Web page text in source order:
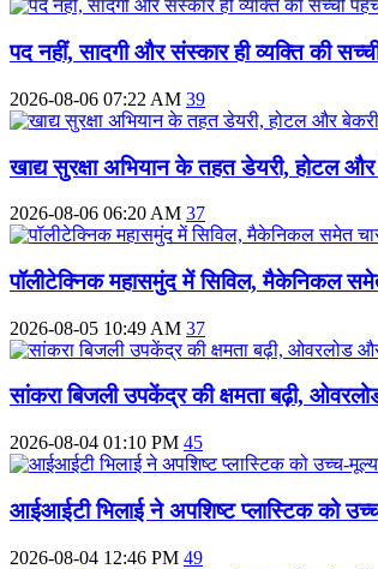
पद नहीं, सादगी और संस्कार ही व्यक्ति की
2026-08-06 07:22 AM 39
खाद्य सुरक्षा अभियान के तहत डेयरी, होटल
2026-08-06 06:20 AM 37
पॉलीटेक्निक महासमुंद में सिविल, मैकेनिकल
2026-08-05 10:49 AM 37
सांकरा बिजली उपकेंद्र की क्षमता बढ़ी,
2026-08-04 01:10 PM 45
आईआईटी भिलाई ने अपशिष्ट प्लास्टिक को
2026-08-04 12:46 PM 49